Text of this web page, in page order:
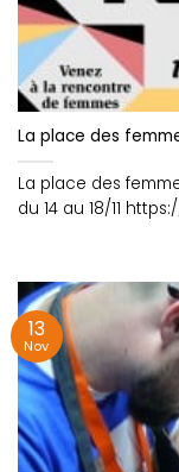
La place des
La place des
du 14 au 18/11
13
Nov